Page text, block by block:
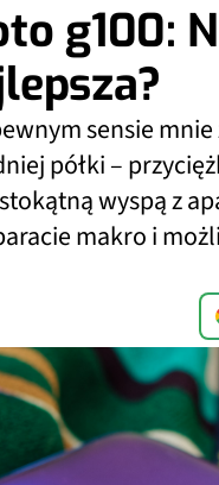
g100:
sensie
półki –
wyspą z
makro i